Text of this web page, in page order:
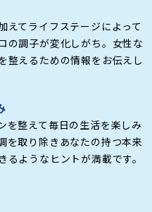
えてライフステージによって
の調子が変化しがち。女性な
整えるための情報をお伝えし
を整えて毎日の生活を楽しみ
を取り除きあなたの持つ本来
るようなヒントが満載です。